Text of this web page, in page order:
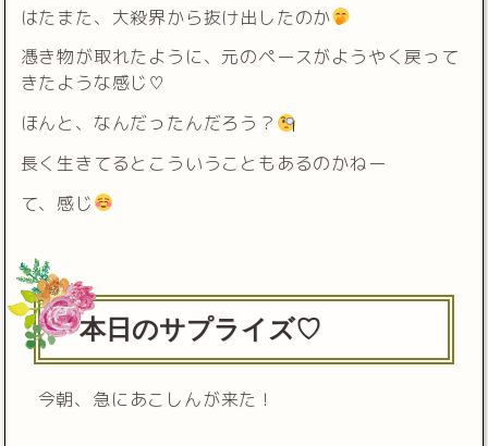
はたまた、大殺界から抜け出したのか
憑き物が取れたように、元のペースがようやく戻って
きたような感じ♡
ほんと、なんだったんだろう？
長く生きてるとこういうこともあるのかねー
て、感じ
本日のサプライズ♡
今朝、急にあこしんが来た！